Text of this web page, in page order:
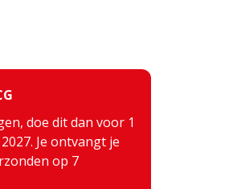
doe dit dan voor 1
Je ontvangt je
op 7